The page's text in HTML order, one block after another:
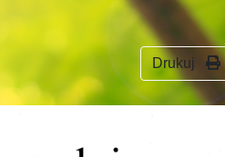
Drukuj